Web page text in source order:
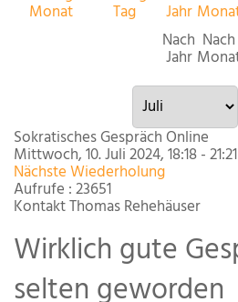
Nach
Jahr
Nach
Sokratisches Gespräch Online
Mittwoch, 10. Juli 2024, 18:18 - 21:21
Nächste Wiederholung
Aufrufe : 23651
KontaktThomas Rehehäuser
Wirklich gute
selten geworden